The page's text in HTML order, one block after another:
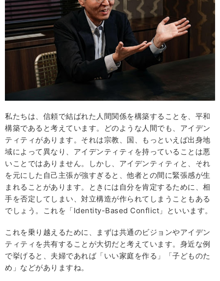
私たちは、信頼で結ばれた人間関係を構築することを、平和
構築であると考えています。どのような人間でも、アイデン
ティティがあります。それは宗教、国、もっといえば出身地
域によって異なり、アイデンティティを持っていることは悪
いことではありません。しかし、アイデンティティと、それ
を元にした自己主張が強すぎると、他者との間に緊張感が生
まれることがあります。ときには自分を肯定するために、相
手を否定してしまい、対立構造が作られてしまうこともある
でしょう。これを「Identity-Based Conflict」といいます。
これを乗り越えるために、まずは共通のビジョンやアイデン
ティティを共有することが大切だと考えています。身近な例
で挙げると、夫婦であれば「いい家庭を作る」「子どものた
め」などがありますね。